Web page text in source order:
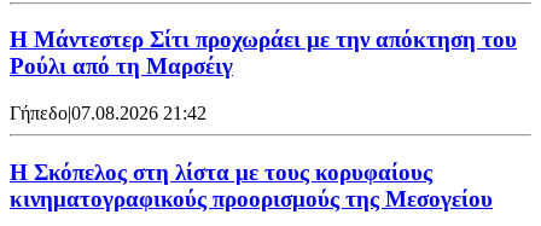
Η Μάντεστερ Σίτι προχωράει με την απόκτηση του
Ρούλι από τη Μαρσέιγ
Γήπεδο|07.08.2026 21:42
Η Σκόπελος στη λίστα με τους κορυφαίους
κινηματογραφικούς προορισμούς της Μεσογείου